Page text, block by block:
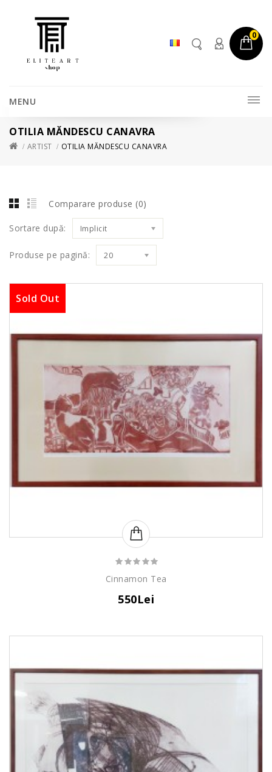
0
MENU
OTILIA MĂNDESCU CANAVRA
ARTIST OTILIA MĂNDESCU CANAVRA
Comparare produse (0)
Sortare după: Implicit
Produse pe pagină: 20
Sold Out
Cinnamon Tea
550Lei